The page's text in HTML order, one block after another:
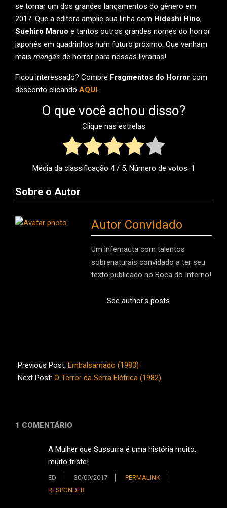
se tornar um dos grandes lançamentos do gênero em
2017. Que a editora amplie sua linha com Hideshi Hino,
Suehiro Maruo e tantos outros grandes nomes do horror
japonês em quadrinhos num futuro próximo. Que venham
mais mangás de horror para nossas livrarias!
Ficou interessado? Compre Fragmentos do Horror com
desconto clicando AQUI.
O que você achou disso?
Clique nas estrelas
Média da classificação 4/ 5. Número de votos: 1
Sobre o Autor
Autor Convidado
Um infernauta com talentos
sobrenaturais convidado a ter seu
texto publicado no Boca do Inferno!
See author's posts
09-
30
Previous Post: Embalsamado (1983)
Next Post: O Terror da Serra Elétrica (1982)
1 COMENTÁRIO
A Mulher que Sussurra é uma história muito,
muito triste!
ED 30/09/2017
PERMALINK
RESPONDER